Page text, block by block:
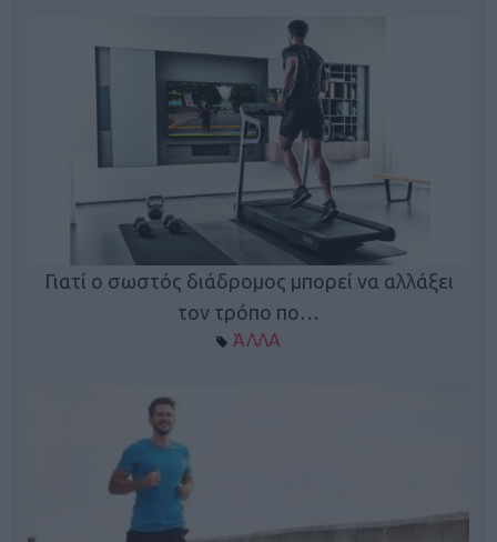
Γιατί ο σωστός διάδρομος μπορεί να αλλάξει
τον τρόπο πο…
ΆΛΛΑ